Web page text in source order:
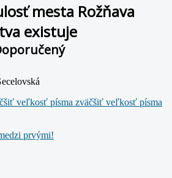
mesta Rožňava
existuje
veľkosť písma zväčšiť veľkosť písma
prvými!